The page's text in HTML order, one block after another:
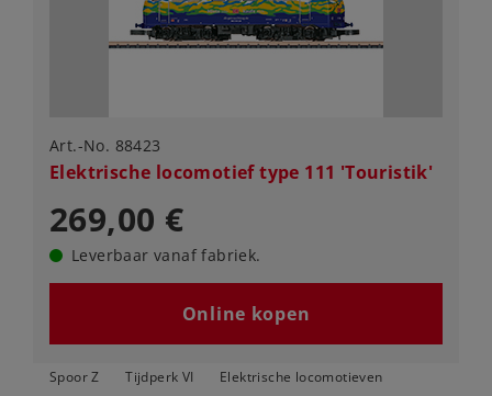
Art.-No. 88423
Elektrische locomotief type 111 'Touristik'
269,00 €
Leverbaar vanaf fabriek.
Online kopen
Spoor Z Tijdperk VI Elektrische locomotieven